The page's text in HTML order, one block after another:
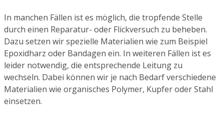
In manchen Fällen ist es möglich, die tropfende Stelle
durch einen Reparatur- oder Flickversuch zu beheben.
Dazu setzen wir spezielle Materialien wie zum Beispiel
Epoxidharz oder Bandagen ein. In weiteren Fällen ist es
leider notwendig, die entsprechende Leitung zu
wechseln. Dabei können wir je nach Bedarf verschiedene
Materialien wie organisches Polymer, Kupfer oder Stahl
einsetzen.